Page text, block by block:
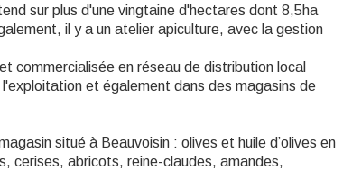
sur plus d'une vingtaine d'hectares dont 8,5ha
il y a un atelier apiculture, avec la gestion
commercialisée en réseau de distribution local
et également dans des magasins de
situé à Beauvoisin : olives et huile d’olives en
cerises, abricots, reine-claudes, amandes,